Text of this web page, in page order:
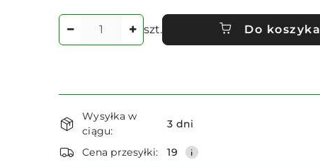
Ilość
szt. Do koszyka
Dostępność
i
dostawa
Wysyłka w
ciągu:
3 dni
Cena przesyłki: 19